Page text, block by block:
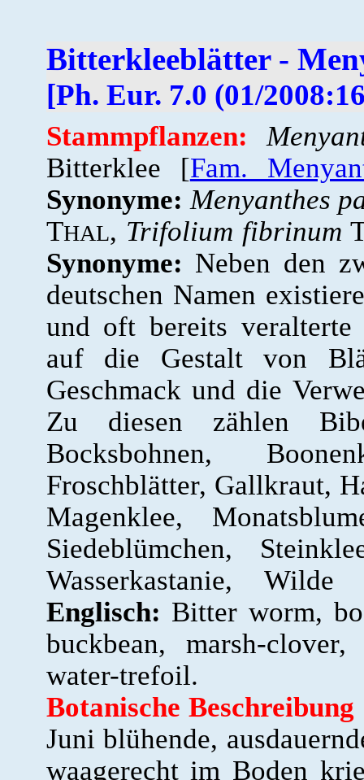
Bitterkleeblätter -
[Ph. Eur. 7.0 (01/
Stammpflanzen:
Bitterklee [Fam.
Synonyme: Menyanthes
THAL, Trifolium fibrinum
Synonyme: Neben den
deutschen Namen
und oft bereits
auf die Gestalt von
Geschmack und die
Zu diesen zählen
Bocksbohnen,
Froschblätter, Gallkraut,
Magenklee,
Siedeblümchen,
Wasserkastanie,
Englisch: Bitter worm,
buckbean, marsh-
water-trefoil.
Botanische
Juni blühende,
waagerecht im Boden